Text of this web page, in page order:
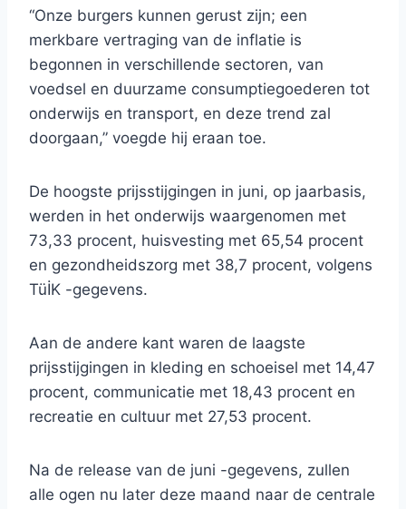
“Onze burgers kunnen gerust zijn; een
merkbare vertraging van de inflatie is
begonnen in verschillende sectoren, van
voedsel en duurzame consumptiegoederen tot
onderwijs en transport, en deze trend zal
doorgaan,” voegde hij eraan toe.
De hoogste prijsstijgingen in juni, op jaarbasis,
werden in het onderwijs waargenomen met
73,33 procent, huisvesting met 65,54 procent
en gezondheidszorg met 38,7 procent, volgens
TüİK -gegevens.
Aan de andere kant waren de laagste
prijsstijgingen in kleding en schoeisel met 14,47
procent, communicatie met 18,43 procent en
recreatie en cultuur met 27,53 procent.
Na de release van de juni -gegevens, zullen
alle ogen nu later deze maand naar de centrale